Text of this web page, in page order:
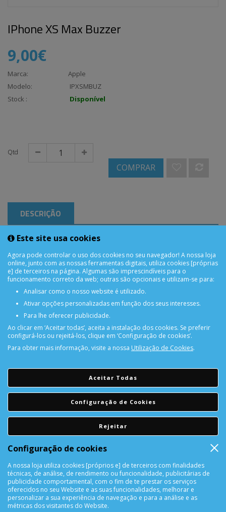
IPhone XS Max Buzzer
9,00€
Marca:
Apple
Modelo:
IPXSMBUZ
Stock :
Disponível
Qtd
COMPRAR
DESCRIÇÃO
iPhone XS Max Buzzer
Encomendas acima de 150€
Consulte aqui a sua reparação
DEVOLUÇÕES
Devolução Garantida!
SUPORTE ONLINE
Este site usa cookies
Agora pode controlar o uso dos cookies no seu navegador! A nossa loja
online, junto com as nossas ferramentas digitais, utiliza cookies [próprias
e] de terceiros na página. Algumas são imprescindíveis para o
funcionamento correto da web; outras são opcionais e utilizam-se para:
Analisar como o nosso website é utilizado.
Ativar opções personalizadas em função dos seus interesses.
Para lhe oferecer publicidade.
Ao clicar em ‘Aceitar todas’, aceita a instalação dos cookies. Se preferir
configurá-los ou rejeitá-los, clique em ‘Configuração de cookies’.
Para obter mais informação, visite a nossa Utilização de Cookies.
Aceitar Todas
Configuração de Cookies
Rejeitar
Configuração de cookies
A nossa loja utiliza cookies [próprios e] de terceiros com finalidades
técnicas, de análise, de rendimento ou funcionalidade, publicitárias de
publicidade comportamental, com o fim de te prestar os serviços
oferecidos no seu Website e as suas funcionalidades, melhorar e
personalizar a sua experiência de navegação e para a análise e as
métricas dos visitantes do Website.